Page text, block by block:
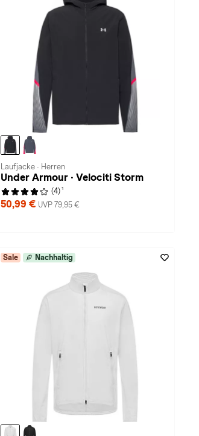
Laufjacke · Herren
Under Armour · Velociti Storm
(4) 1
50,99 € UVP 79,95 €
Sale Nachhaltig